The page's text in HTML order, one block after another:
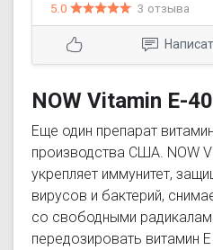
токоферола, а так же
токоферола (d-бета, d-
которые усиливают
свойства витамина Е.
защите сердечно-
позволяет снизить
старения кожи.
5.0 3 отзыва
NOW Vitamin E-
Еще один препарат
производства США. NOW
укрепляет иммунитет,
вирусов и бактерий,
со свободными
передозировать витамин